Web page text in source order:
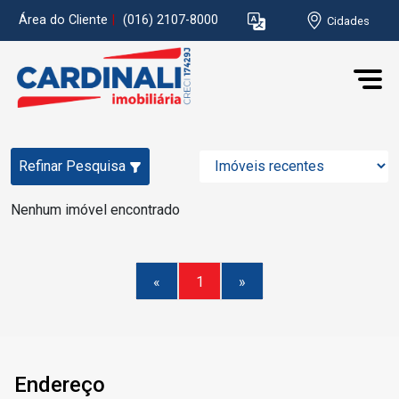
Área do Cliente (016) 2107-8000 Cidades
Refinar Pesquisa
Nenhum imóvel encontrado
« 1 »
Endereço